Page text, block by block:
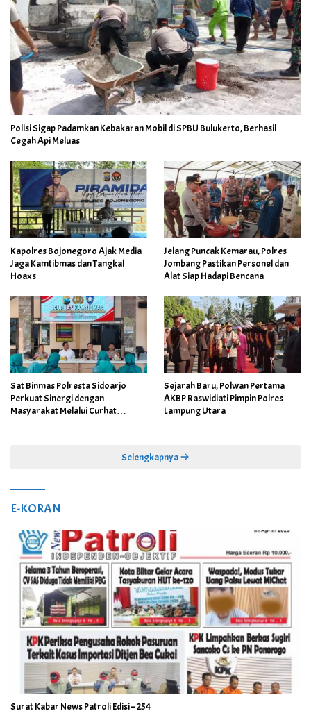
Polisi Sigap Padamkan Kebakaran Mobil di SPBU Bulukerto, Berhasil
Cegah Api Meluas
Kapolres Bojonegoro Ajak Media
Jaga Kamtibmas dan Tangkal
Hoaxs
Jelang Puncak Kemarau, Polres
Jombang Pastikan Personel dan
Alat Siap Hadapi Bencana
Sat Binmas Polresta Sidoarjo
Perkuat Sinergi dengan
Masyarakat Melalui Curhat
Sejarah Baru, Polwan Pertama
AKBP Raswidiati Pimpin Polres
Lampung Utara
Selengkapnya
E-KORAN
Surat Kabar News Patroli Edisi – 254